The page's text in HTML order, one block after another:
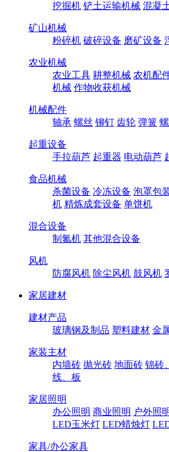
挖掘机 铲土运输机械 混凝
矿山机械
粉碎机 破碎设备 磨矿设备
农业机械
农业工具 耕整机械 农机配
机械 作物收获机械
机械配件
轴承 螺丝 铆钉 齿轮 弹簧
起重设备
手拉葫芦 起重器 电动葫芦
食品机械
杀菌设备 冷冻设备 泡罩包
机 精炼成套设备 单饼机
混合设备
制氮机 其他混合设备
风机
防腐风机 除尘风机 鼓风机
家居建材
建材产品
玻璃钢及制品 塑料建材 金
家装主材
内墙砖 抛光砖 地面砖 锦砖
线、板
家居照明
办公照明 商业照明 户外照
LED玉米灯 LED蜡烛灯
家具/办公家具